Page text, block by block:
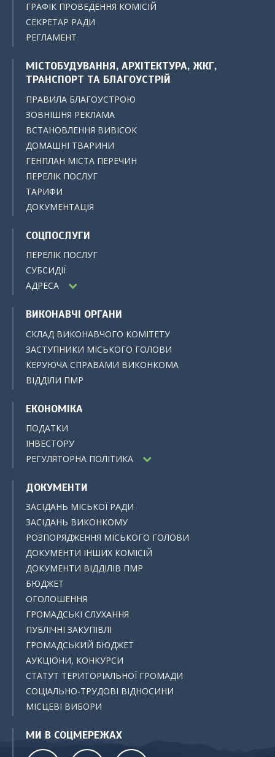
ГРАФІК ПРОВЕДЕННЯ КОМІСІЙ
СЕКРЕТАР РАДИ
РЕГЛАМЕНТ
МІСТОБУДУВАННЯ, АРХІТЕКТУРА, ЖКГ,
ТРАНСПОРТ ТА БЛАГОУСТРІЙ
ПРАВИЛА БЛАГОУСТРОЮ
ЗОВНІШНЯ РЕКЛАМА
ВСТАНОВЛЕННЯ ВИВІСОК
ДОМАШНІ ТВАРИНИ
ГЕНПЛАН МІСТА ПЕРЕЧИН
ПЕРЕЛІК ПОСЛУГ
ТАРИФИ
ДОКУМЕНТАЦІЯ
СОЦПОСЛУГИ
ПЕРЕЛІК ПОСЛУГ
СУБСИДІЇ
АДРЕСА
ВИКОНАВЧІ ОРГАНИ
СКЛАД ВИКОНАВЧОГО КОМІТЕТУ
ЗАСТУПНИКИ МІСЬКОГО ГОЛОВИ
КЕРУЮЧА СПРАВАМИ ВИКОНКОМА
ВІДДІЛИ ПМР
ЕКОНОМІКА
ПОДАТКИ
ІНВЕСТОРУ
РЕГУЛЯТОРНА ПОЛІТИКА
ДОКУМЕНТИ
ЗАСІДАНЬ МІСЬКОЇ РАДИ
ЗАСІДАНЬ ВИКОНКОМУ
РОЗПОРЯДЖЕННЯ МІСЬКОГО ГОЛОВИ
ДОКУМЕНТИ ІНШИХ КОМІСІЙ
ДОКУМЕНТИ ВІДДІЛІВ ПМР
БЮДЖЕТ
ОГОЛОШЕННЯ
ГРОМАДСЬКІ СЛУХАННЯ
ПУБЛІЧНІ ЗАКУПІВЛІ
ГРОМАДСЬКИЙ БЮДЖЕТ
АУКЦІОНИ, КОНКУРСИ
СТАТУТ ТЕРИТОРІАЛЬНОЇ ГРОМАДИ
СОЦІАЛЬНО-ТРУДОВІ ВІДНОСИНИ
МІСЦЕВІ ВИБОРИ
МИ В СОЦМЕРЕЖАХ